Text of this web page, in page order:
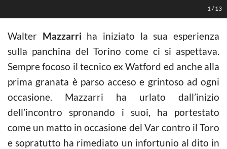
1 /13
Walter Mazzarri ha iniziato la sua esperienza
sulla panchina del Torino come ci si aspettava.
Sempre focoso il tecnico ex Watford ed anche alla
prima granata è parso acceso e grintoso ad ogni
occasione. Mazzarri ha urlato dall’inizio
dell’incontro spronando i suoi, ha portestato
come un matto in occasione del Var contro il Toro
e sopratutto ha rimediato un infortunio al dito in